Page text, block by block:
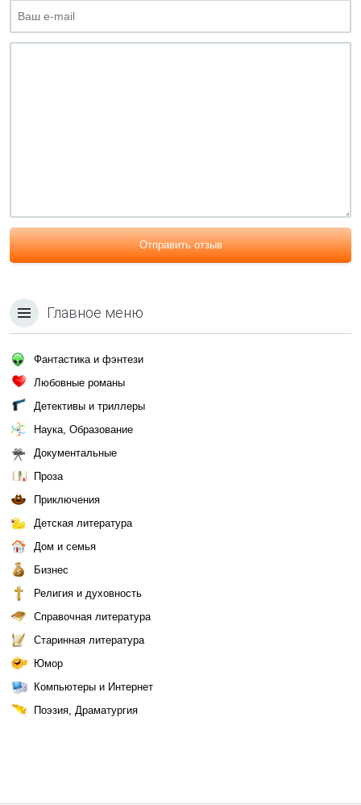
Отправить отзыв
Главное меню
Фантастика и фэнтези
Любовные романы
Детективы и триллеры
Наука, Образование
Документальные
Проза
Приключения
Детская литература
Дом и семья
Бизнес
Религия и духовность
Справочная литература
Старинная литература
Юмор
Компьютеры и Интернет
Поэзия, Драматургия